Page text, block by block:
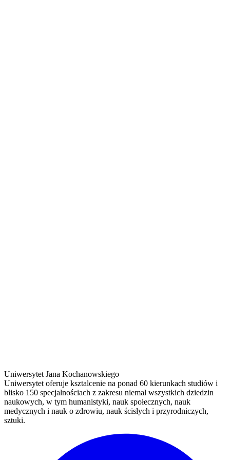
Uniwersytet Jana Kochanowskiego
Uniwersytet oferuje ksztalcenie na ponad 60 kierunkach studiów i
blisko 150 specjalnościach z zakresu niemal wszystkich dziedzin
naukowych, w tym humanistyki, nauk społecznych, nauk
medycznych i nauk o zdrowiu, nauk ścisłych i przyrodniczych,
sztuki.